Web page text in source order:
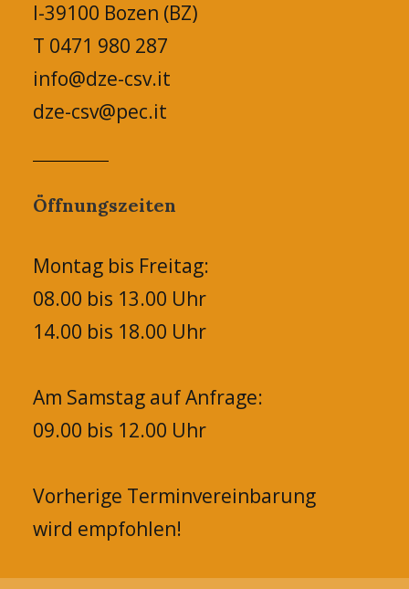
I-39100 Bozen (BZ)
T 0471 980 287
info@dze-csv.it
dze-csv@pec.it
Öffnungszeiten
Montag bis Freitag:
08.00 bis 13.00 Uhr
14.00 bis 18.00 Uhr
Am Samstag auf Anfrage:
09.00 bis 12.00 Uhr
Vorherige Terminvereinbarung
wird empfohlen!